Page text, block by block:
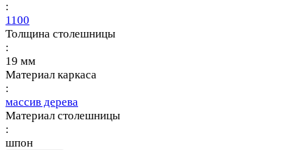
:
1100
Толщина столешницы
:
19 мм
Материал каркаса
:
массив дерева
Материал столешницы
:
шпон